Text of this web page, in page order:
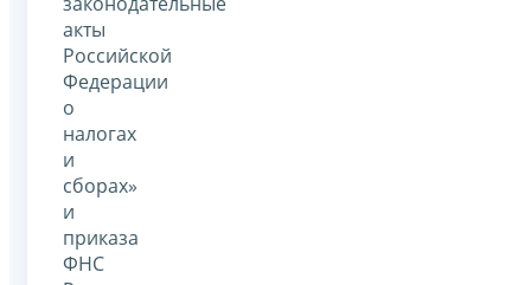
акты
Российской
Федерации
о
налогах
и
сборах»
и
приказа
ФНС